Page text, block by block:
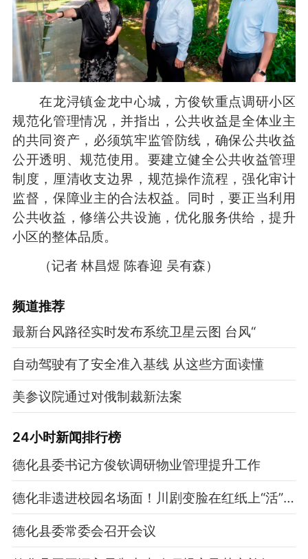
在龙浔镇金龙中心城，方俊钦重点调研小区
规范化管理情况，并指出，公共收益是全体业主
的共同资产，必须筑牢监管防线，确保公共收益
公开透明、规范使用。要建立健全公共收益管理
制度，厘清收支边界，规范操作流程，强化审计
监督，保障业主的合法权益。同时，要正当利用
公共收益，修缮公共设施，优化服务供给，提升
小区的整体品质。
（记者 林昌煜 陈春迎 吴有森）
频道推荐
最新台风路径实时发布系统卫星云图 台风“
自动驾驶有了安全准入基线 从这些方面读懂
美参议院通过对俄制裁新法案
24小时新闻排行榜
德化县委书记方俊钦调研物业管理提升工作
德化非遗进校园名场面！川剧变脸在红纸上“活”了过来！
德化县委常委会召开会议